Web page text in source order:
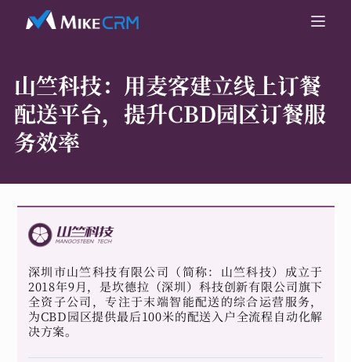
山竺科技： 用麦客建立线上订餐
配送平台，提升CBD园区订餐服
务效率
深圳市山竺科技有限公司（简称：山竺科技）成立于
2018年9月，是坎德拉（深圳）科技创新有限公司旗下
全资子公司，专注于末端智能配送的综合运营服务，
为CBD园区提供最后100米的配送入户全流程自动化解
决方案。